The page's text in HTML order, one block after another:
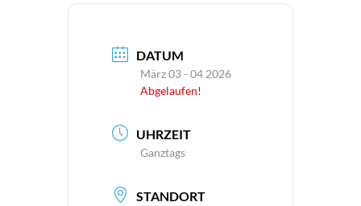
DATUM
März 03 - 04 2026
Abgelaufen!
UHRZEIT
Ganztags
STANDORT